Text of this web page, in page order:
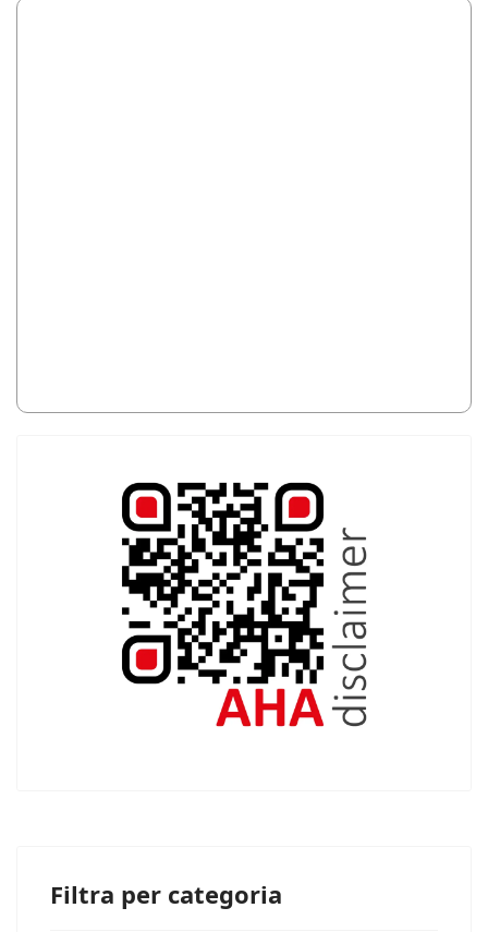
Filtra per categoria